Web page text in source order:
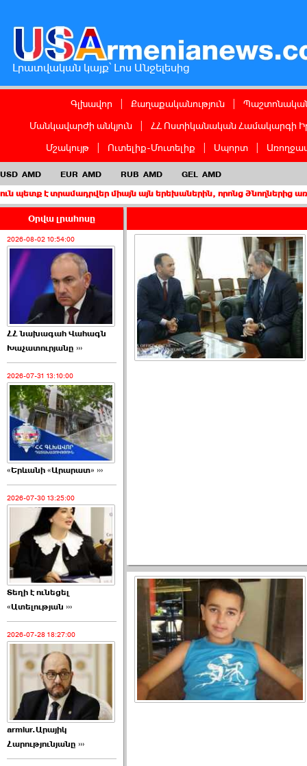
Լրատվական կայք՝ Լոս Անջելեսից
Գլխավոր Քաղաքականություն
Մանկավարժի անկյուն
ՀՀ Ոստիկանական Համակարգի
Մշակույթ
Ուտելիք-Մուտելիք Սպորտ
USD AMD EUR AMD RUB AMD GEL AMD
միայն այն երեխաներին, որոնց ծնողներից առնվազն
Օրվա լրահոսը
2026-08-02 10:54:00
ՀՀ նախագահ Վահագն
Խաչատուրյանը ›››
2026-07-31 13:10:00
«Երևանի «Արարատ» ›››
2026-07-30 13:25:00
Տեղի է ունեցել
«Ատելության ›››
2026-07-28 18:27:00
armlur.Արայիկ
Հարությունյանը ›››